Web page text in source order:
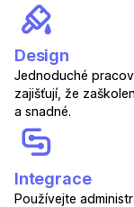
Design
Jednoduché
zajišťují, že
a snadné.
Integrace
Používejte